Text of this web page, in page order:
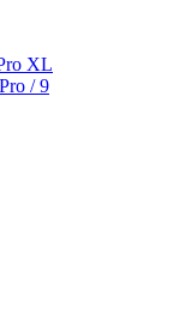
XL
/ 9